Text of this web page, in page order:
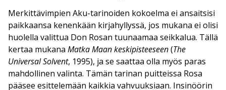
Merkittävimpien Aku-tarinoiden kokoelma ei ansaitsisi
paikkaansa kenenkään kirjahyllyssä, jos mukana ei olisi
huolella valittua Don Rosan tuunaamaa seikkalua. Tällä
kertaa mukana Matka Maan keskipisteeseen(The
Universal Solvent, 1995), ja se saattaa olla myös paras
mahdollinen valinta. Tämän tarinan puitteissa Rosa
pääsee esittelemään kaikkia vahvuuksiaan. Insinöörin